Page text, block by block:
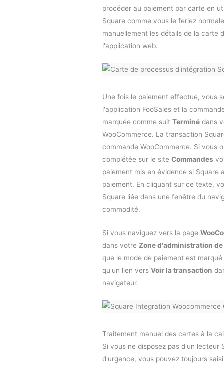
procéder au paiement par carte en
Square comme vous le feriez
manuellement les détails de la carte
l'application web.
Une fois le paiement effectué, vous
l'application FooSales et la
marquée comme suit Terminé dans
WooCommerce. La transaction
commande WooCommerce. Si vous
complétée sur le site Commandes
paiement mis en évidence si Square
paiement. En cliquant sur ce texte,
Square liée dans une fenêtre du
commodité.
Si vous naviguez vers la page
dans votre Zone d'administration
que le mode de paiement est
qu'un lien vers Voir la transaction
navigateur.
Traitement manuel des cartes à la
Si vous ne disposez pas d'un lecteur
d'urgence, vous pouvez toujours